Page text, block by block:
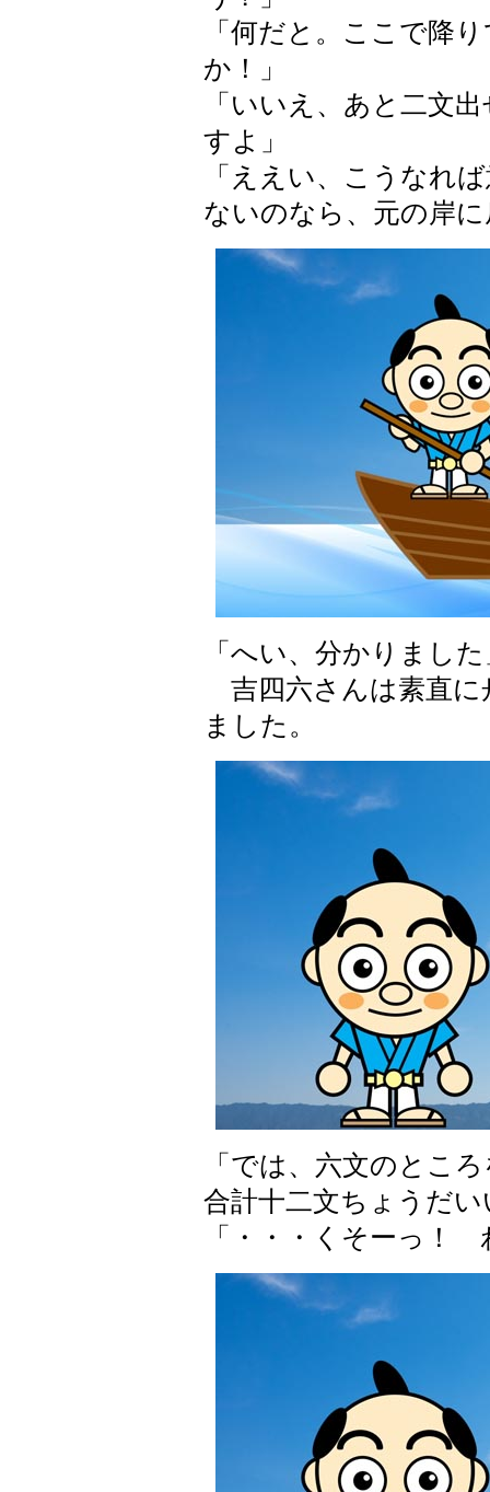
「何だと。ここで降
か！」
「いいえ、あと二文
すよ」
「ええい、こうなれ
ないのなら、元の岸
「へい、分かりまし
吉四六さんは素直に
ました。
「では、六文のとこ
合計十二文ちょうだ
「・・・くそーっ！